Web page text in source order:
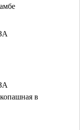
в